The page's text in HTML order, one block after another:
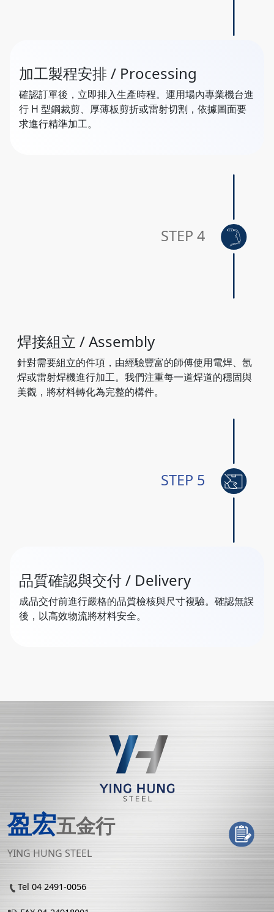
加工製程安排 / Processing
確認訂單後，立即排入生產時程。運用場內專業機台進
行 H 型鋼裁剪、厚薄板剪折或雷射切割，依據圖面要
求進行精準加工。
STEP 4
焊接組立 / Assembly
針對需要組立的件項，由經驗豐富的師傅使用電焊、氬
焊或雷射焊機進行加工。我們注重每一道焊道的穩固與
美觀，將材料轉化為完整的構件。
STEP 5
品質確認與交付 / Delivery
成品交付前進行嚴格的品質檢核與尺寸複驗。確認無誤
後，以高效物流將材料安全。
盈宏五金行
YING HUNG STEEL
Tel 04 2491-0056